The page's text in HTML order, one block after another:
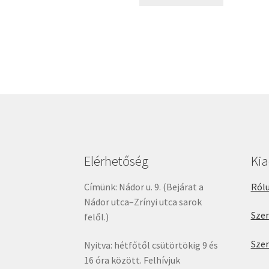
Elérhetőség
Címünk: Nádor u. 9. (Bejárat a
Nádor utca–Zrínyi utca sarok
felől.)
Nyitva: hétfőtől csütörtökig 9 és
16 óra között. Felhívjuk